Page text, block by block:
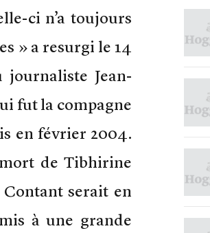
ci n’a toujours
» a resurgi le 14
journaliste Jean-
fut la compagne
en février 2004.
de Tibhirine
serait en
à une grande